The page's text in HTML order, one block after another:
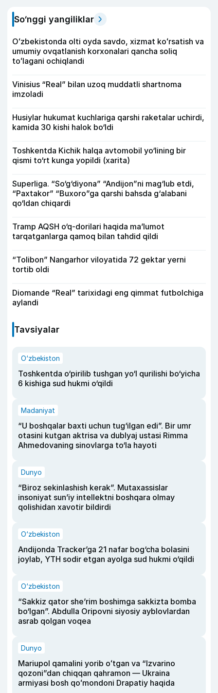
So‘nggi yangiliklar
Oʻzbekistonda olti oyda savdo, xizmat koʻrsatish va
umumiy ovqatlanish korxonalari qancha soliq
toʻlagani ochiqlandi
Vinisius “Real” bilan uzoq muddatli shartnoma
imzoladi
Husiylar hukumat kuchlariga qarshi raketalar uchirdi,
kamida 30 kishi halok bo‘ldi
Toshkentda Kichik halqa avtomobil yo‘lining bir
qismi to‘rt kunga yopildi (xarita)
Superliga. “So‘g‘diyona” “Andijon”ni mag‘lub etdi,
“Paxtakor” “Buxoro”ga qarshi bahsda g‘alabani
qo‘ldan chiqardi
Tramp AQSH o‘q-dorilari haqida ma’lumot
tarqatganlarga qamoq bilan tahdid qildi
“Tolibon” Nangarhor viloyatida 72 gektar yerni
tortib oldi
Diomande “Real” tarixidagi eng qimmat futbolchiga
aylandi
Tavsiyalar
O‘zbekiston
Toshkentda o‘pirilib tushgan yo‘l qurilishi bo‘yicha
6 kishiga sud hukmi o‘qildi
Madaniyat
“U boshqalar baxti uchun tug‘ilgan edi”. Bir umr
otasini kutgan aktrisa va dublyaj ustasi Rimma
Ahmedovaning sinovlarga to‘la hayoti
Dunyo
“Biroz sekinlashish kerak”. Mutaxassislar
insoniyat sun’iy intellektni boshqara olmay
qolishidan xavotir bildirdi
O‘zbekiston
Andijonda Tracker’ga 21 nafar bog‘cha bolasini
joylab, YTH sodir etgan ayolga sud hukmi o‘qildi
O‘zbekiston
“Sakkiz qator she’rim boshimga sakkizta bomba
bo‘lgan”. Abdulla Oripovni siyosiy ayblovlardan
asrab qolgan voqea
Dunyo
Mariupol qamalini yorib oʻtgan va “Izvarino
qozoni”dan chiqqan qahramon — Ukraina
armiyasi bosh qoʻmondoni Drapatiy haqida